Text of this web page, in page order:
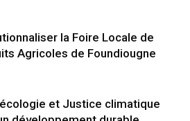
la Foire Locale de
Agricoles de Foundiougne
et Justice climatique